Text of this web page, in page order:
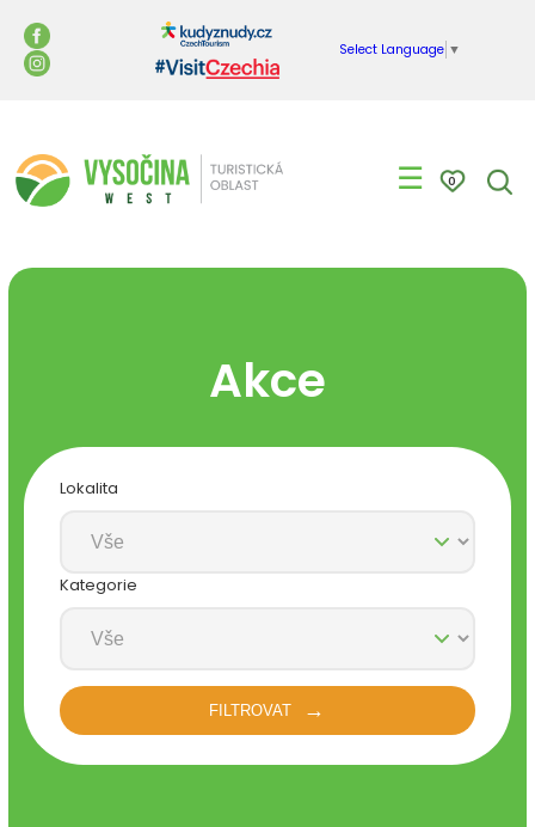
Select Language ▼
☰ 0
Akce
Lokalita
Kategorie
FILTROVAT